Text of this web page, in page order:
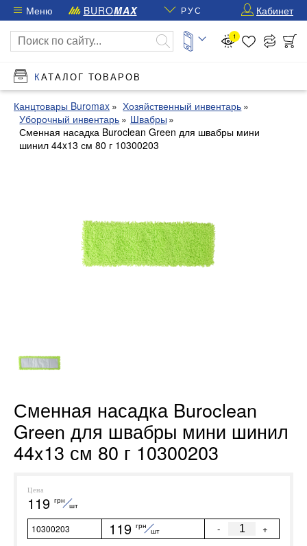
Меню BUROMAX РУС Кабинет
1
КАТАЛОГ ТОВАРОВ
Канцтовары Buromax
Хозяйственный инвентарь
Уборочный инвентарь
Швабры
Сменная насадка Buroclean Green для швабры мини
шинил 44x13 см 80 г 10300203
Сменная насадка Buroclean
Green для швабры мини шинил
44x13 см 80 г 10300203
Цена
119 грн
шт
10300203 119 грн
шт - +